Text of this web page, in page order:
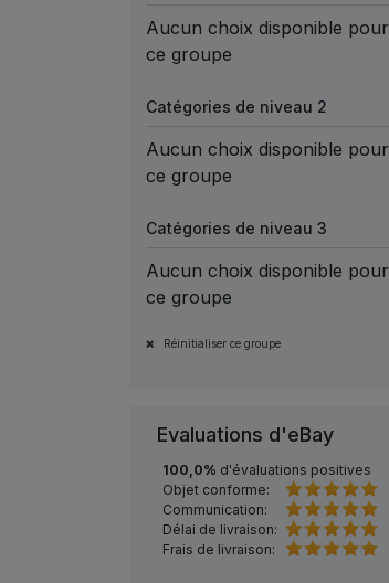
Aucun choix disponible pour
ce groupe
Catégories de niveau 2
Aucun choix disponible pour
ce groupe
Catégories de niveau 3
Aucun choix disponible pour
ce groupe
Réinitialiser ce groupe
Evaluations d'eBay
100,0% d'évaluations positives
Objet conforme:
Communication:
Délai de livraison:
Frais de livraison: